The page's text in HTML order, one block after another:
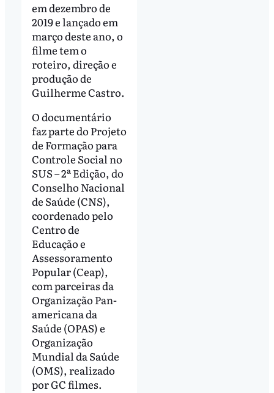
em dezembro de
2019 e lançado em
março deste ano, o
filme tem o
roteiro, direção e
produção de
Guilherme Castro.
O documentário
faz parte do Projeto
de Formação para
Controle Social no
SUS – 2ª Edição, do
Conselho Nacional
de Saúde (CNS),
coordenado pelo
Centro de
Educação e
Assessoramento
Popular (Ceap),
com parceiras da
Organização Pan-
americana da
Saúde (OPAS) e
Organização
Mundial da Saúde
(OMS), realizado
por GC filmes.